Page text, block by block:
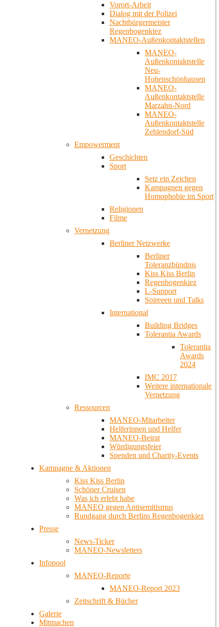
Vorort-Arbeit
Dialog mit der Polizei
Nachtbürgermeister
Regenbogenkiez
MANEO-Außenkontaktstellen
MANEO-
Außenkontaktstelle
Neu-
Hohenschönhausen
MANEO-
Außenkontaktstelle
Marzahn-Nord
MANEO-
Außenkontaktstelle
Zehlendorf-Süd
Empowerment
Geschichten
Sport
Setz ein Zeichen
Kampagnen gegen
Homophobie im Sport
Religionen
Filme
Vernetzung
Berliner Netzwerke
Berliner
Toleranzbündnis
Kiss Kiss Berlin
Regenbogenkiez
L-Support
Soireeen und Talks
International
Building Bridges
Tolerantia Awards
Tolerantia
Awards
2024
IMC 2017
Weitere internationale
Vernetzung
Ressourcen
MANEO-Mitarbeiter
Helferinnen und Helfer
MANEO-Beirat
Würdigungsfeier
Spenden und Charity-Events
Kampagne & Aktionen
Kiss Kiss Berlin
Schöner Cruisen
Was ich erlebt habe
MANEO gegen Antisemitismus
Rundgang durch Berlins Regenbogenkiez
Presse
News-Ticker
MANEO-Newsletters
Infopool
MANEO-Reporte
MANEO-Report 2023
Zeitschrift & Bücher
Galerie
Mitmachen